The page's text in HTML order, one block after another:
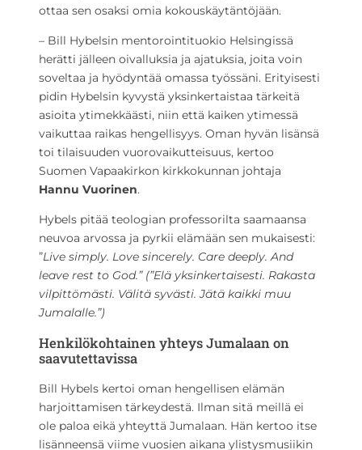
ottaa sen osaksi omia kokouskäytäntöjään.
– Bill Hybelsin mentorointituokio Helsingissä
herätti jälleen oivalluksia ja ajatuksia, joita voin
soveltaa ja hyödyntää omassa työssäni. Erityisesti
pidin Hybelsin kyvystä yksinkertaistaa tärkeitä
asioita ytimekkäästi, niin että kaiken ytimessä
vaikuttaa raikas hengellisyys. Oman hyvän lisänsä
toi tilaisuuden vuorovaikutteisuus, kertoo
Suomen Vapaakirkon kirkkokunnan johtaja
Hannu Vuorinen.
Hybels pitää teologian professorilta saamaansa
neuvoa arvossa ja pyrkii elämään sen mukaisesti:
”Live simply. Love sincerely. Care deeply. And
leave rest to God.” (”Elä yksinkertaisesti. Rakasta
vilpittömästi. Välitä syvästi. Jätä kaikki muu
Jumalalle.”)
Henkilökohtainen yhteys Jumalaan on
saavutettavissa
Bill Hybels kertoi oman hengellisen elämän
harjoittamisen tärkeydestä. Ilman sitä meillä ei
ole paloa eikä yhteyttä Jumalaan. Hän kertoo itse
lisänneensä viime vuosien aikana ylistysmusiikin